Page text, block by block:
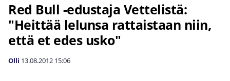
Red Bull -edustaja Vettelistä:
"Heittää lelunsa rattaistaan niin,
että et edes usko"
Olli 13.08.2012 15:06